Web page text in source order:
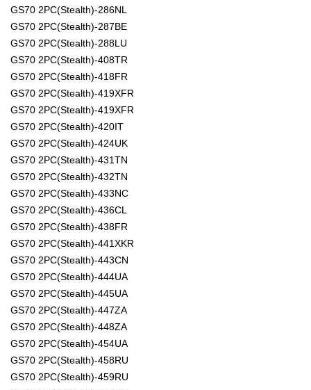
GS70 2PC(Stealth)-286NL
GS70 2PC(Stealth)-287BE
GS70 2PC(Stealth)-288LU
GS70 2PC(Stealth)-408TR
GS70 2PC(Stealth)-418FR
GS70 2PC(Stealth)-419XFR
GS70 2PC(Stealth)-419XFR
GS70 2PC(Stealth)-420IT
GS70 2PC(Stealth)-424UK
GS70 2PC(Stealth)-431TN
GS70 2PC(Stealth)-432TN
GS70 2PC(Stealth)-433NC
GS70 2PC(Stealth)-436CL
GS70 2PC(Stealth)-438FR
GS70 2PC(Stealth)-441XKR
GS70 2PC(Stealth)-443CN
GS70 2PC(Stealth)-444UA
GS70 2PC(Stealth)-445UA
GS70 2PC(Stealth)-447ZA
GS70 2PC(Stealth)-448ZA
GS70 2PC(Stealth)-454UA
GS70 2PC(Stealth)-458RU
GS70 2PC(Stealth)-459RU